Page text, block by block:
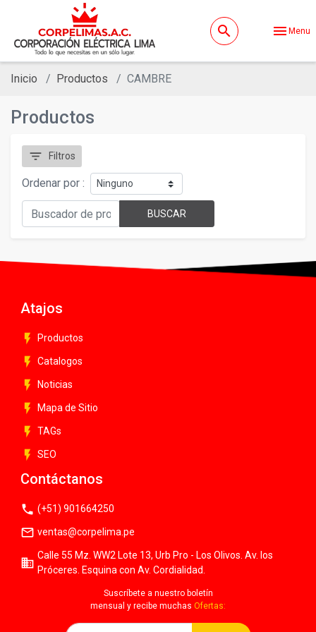
search menu Menu
Inicio Productos CAMBRE
Productos
filter_list Filtros
Ordenar por :
BUSCAR
Atajos
flash_on Productos
flash_on Catalogos
flash_on Noticias
flash_on Mapa de Sitio
flash_on TAGs
flash_on SEO
Contáctanos
phone (+51) 901664250
mail_outline ventas@corpelima.pe
business
Calle 55 Mz. WW2 Lote 13, Urb Pro - Los Olivos. Av. los
Próceres. Esquina con Av. Cordialidad.
Suscríbete a nuestro boletín
mensual y recibe muchas Ofertas: